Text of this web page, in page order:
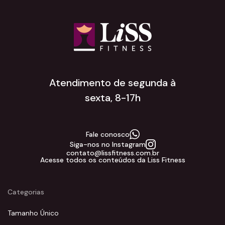
Atendimento de segunda à
sexta, 8-17h
Fale conosco
Siga-nos no Instagram
contato@lissfitness.com.br
Acesse todos os conteúdos da Liss Fitness
Categorias
Tamanho Único